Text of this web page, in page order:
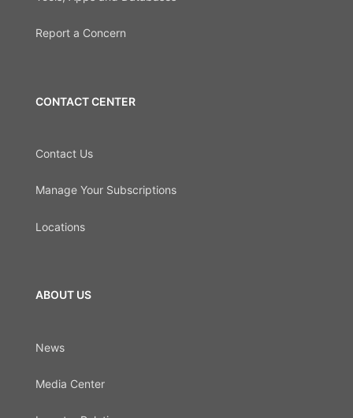
Report a Concern
CONTACT CENTER
Contact Us
Manage Your Subscriptions
Locations
ABOUT US
News
Media Center